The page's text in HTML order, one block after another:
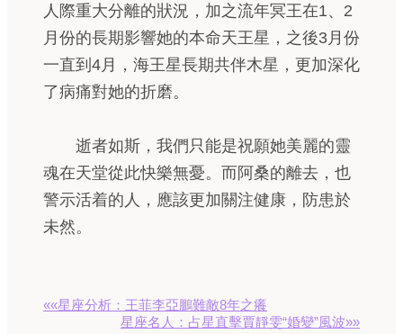
人際重大分離的狀況，加之流年冥王在1、2
月份的長期影響她的本命天王星，之後3月份
一直到4月，海王星長期共伴木星，更加深化
了病痛對她的折磨。
逝者如斯，我們只能是祝願她美麗的靈
魂在天堂從此快樂無憂。而阿桑的離去，也
警示活着的人，應該更加關注健康，防患於
未然。
««星座分析：王菲李亞鵬難敵8年之癢
星座名人：占星直擊賈靜雯“婚變”風波»»